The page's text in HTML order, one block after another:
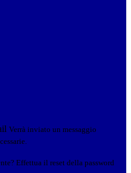
Verrà inviato un messaggio
Effettua il reset della password